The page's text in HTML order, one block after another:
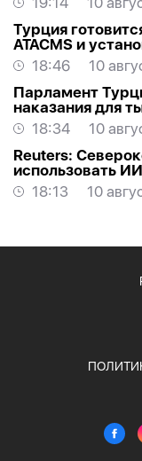
Турция
ATACMS и
18:46
10
Парламент
наказания для
18:34
10
Reuters:
использовать
18:13
10